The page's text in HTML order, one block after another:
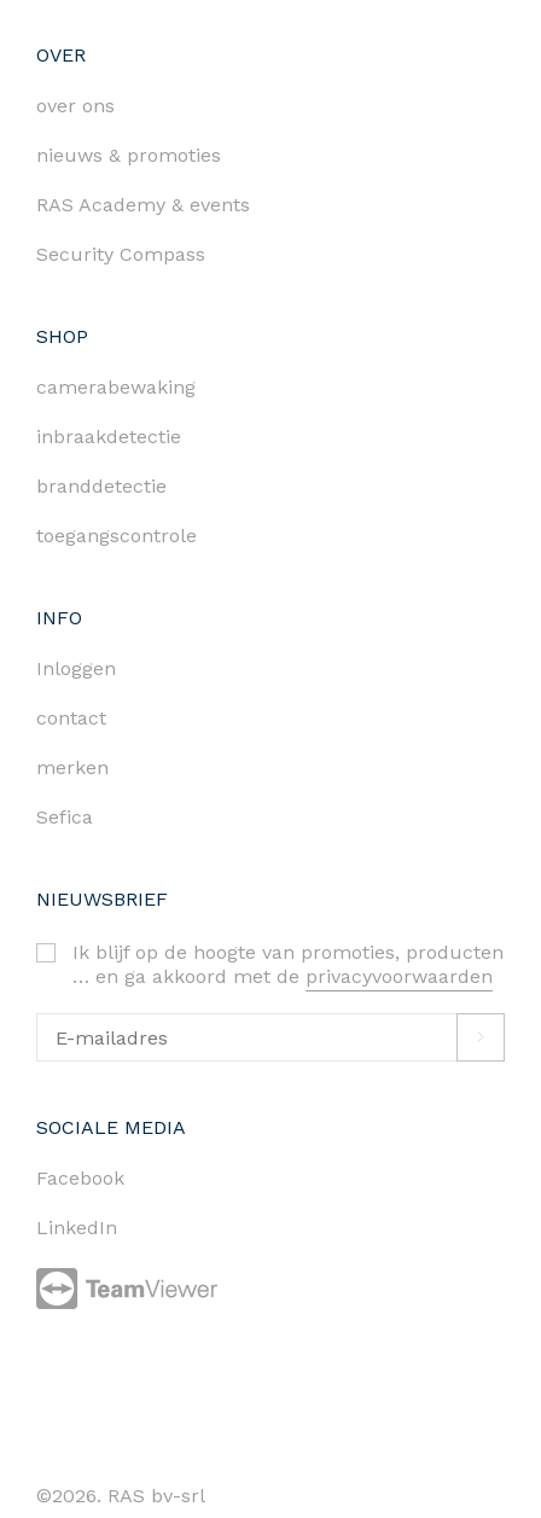
OVER
over ons
nieuws & promoties
RAS Academy & events
Security Compass
SHOP
camerabewaking
inbraakdetectie
branddetectie
toegangscontrole
INFO
Inloggen
contact
merken
Sefica
NIEUWSBRIEF
Ik blijf op de hoogte van promoties, producten
… en ga akkoord met de privacyvoorwaarden
SOCIALE MEDIA
Facebook
LinkedIn
©2026. RAS bv-srl